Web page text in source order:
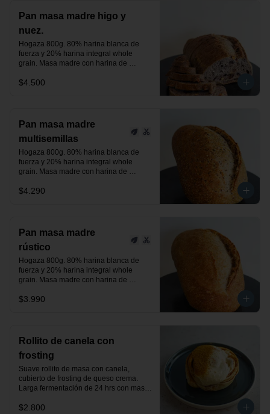
Pan masa madre higo y
nuez.
Hogaza 800g. 80% harina blanca de
fuerza y 20% harina integral whole
grain. Masa madre con harina de
y nuez.
$4.500
Pan masa madre
multisemillas
Hogaza 800g. 80% harina blanca de
fuerza y 20% harina integral whole
grain. Masa madre con harina de
chía y sésamo tostado, previamente
$4.290
Pan masa madre
rústico
Hogaza 800g. 80% harina blanca de
fuerza y 20% harina integral whole
grain. Masa madre con harina de
24 horas de fermentación.
$3.990
Rollito de canela con
frosting
Suave rollito de masa con canela,
cubierto de frosting de queso crema.
Larga fermentación de 24 hrs con masa
$2.800